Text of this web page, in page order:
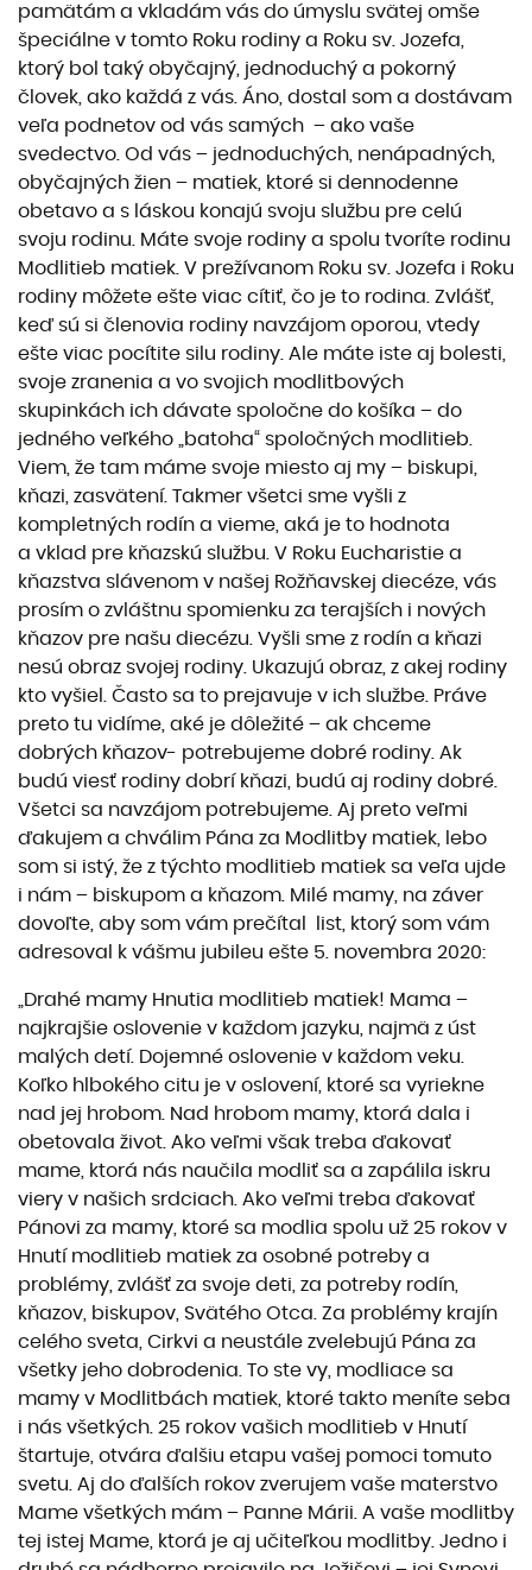
pamätám a vkladám vás do úmyslu svätej omše
špeciálne v tomto Roku rodiny a Roku sv. Jozefa,
ktorý bol taký obyčajný, jednoduchý a pokorný
človek, ako každá z vás. Áno, dostal som a dostávam
veľa podnetov od vás samých – ako vaše
svedectvo. Od vás – jednoduchých, nenápadných,
obyčajných žien – matiek, ktoré si dennodenne
obetavo a s láskou konajú svoju službu pre celú
svoju rodinu. Máte svoje rodiny a spolu tvoríte rodinu
Modlitieb matiek. V prežívanom Roku sv. Jozefa i Roku
rodiny môžete ešte viac cítiť, čo je to rodina. Zvlášť,
keď sú si členovia rodiny navzájom oporou, vtedy
ešte viac pocítite silu rodiny. Ale máte iste aj bolesti,
svoje zranenia a vo svojich modlitbových
skupinkách ich dávate spoločne do košíka – do
jedného veľkého „batoha“ spoločných modlitieb.
Viem, že tam máme svoje miesto aj my – biskupi,
kňazi, zasvätení. Takmer všetci sme vyšli z
kompletných rodín a vieme, aká je to hodnota
a vklad pre kňazskú službu. V Roku Eucharistie a
kňazstva slávenom v našej Rožňavskej diecéze, vás
prosím o zvláštnu spomienku za terajších i nových
kňazov pre našu diecézu. Vyšli sme z rodín a kňazi
nesú obraz svojej rodiny. Ukazujú obraz, z akej rodiny
kto vyšiel. Často sa to prejavuje v ich službe. Práve
preto tu vidíme, aké je dôležité – ak chceme
dobrých kňazov- potrebujeme dobré rodiny. Ak
budú viesť rodiny dobrí kňazi, budú aj rodiny dobré.
Všetci sa navzájom potrebujeme. Aj preto veľmi
ďakujem a chválim Pána za Modlitby matiek, lebo
som si istý, že z týchto modlitieb matiek sa veľa ujde
i nám – biskupom a kňazom. Milé mamy, na záver
dovoľte, aby som vám prečítal list, ktorý som vám
adresoval k vášmu jubileu ešte 5. novembra 2020:
„Drahé mamy Hnutia modlitieb matiek! Mama –
najkrajšie oslovenie v každom jazyku, najmä z úst
malých detí. Dojemné oslovenie v každom veku.
Koľko hlbokého citu je v oslovení, ktoré sa vyriekne
nad jej hrobom. Nad hrobom mamy, ktorá dala i
obetovala život. Ako veľmi však treba ďakovať
mame, ktorá nás naučila modliť sa a zapálila iskru
viery v našich srdciach. Ako veľmi treba ďakovať
Pánovi za mamy, ktoré sa modlia spolu už 25 rokov v
Hnutí modlitieb matiek za osobné potreby a
problémy, zvlášť za svoje deti, za potreby rodín,
kňazov, biskupov, Svätého Otca. Za problémy krajín
celého sveta, Cirkvi a neustále zvelebujú Pána za
všetky jeho dobrodenia. To ste vy, modliace sa
mamy v Modlitbách matiek, ktoré takto meníte seba
i nás všetkých. 25 rokov vašich modlitieb v Hnutí
štartuje, otvára ďalšiu etapu vašej pomoci tomuto
svetu. Aj do ďalších rokov zverujem vaše materstvo
Mame všetkých mám – Panne Márii. A vaše modlitby
tej istej Mame, ktorá je aj učiteľkou modlitby. Jedno i